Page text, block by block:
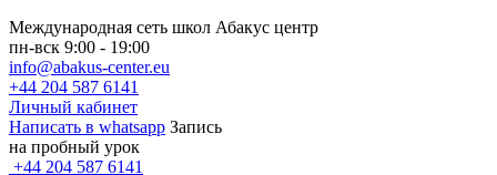
Международная сеть школ Абакус центр
пн-вск 9:00 - 19:00
info@abakus-center.eu
+44 204 587 6141
Личный кабинет
Написать в whatsapp Запись
на пробный урок
+44 204 587 6141